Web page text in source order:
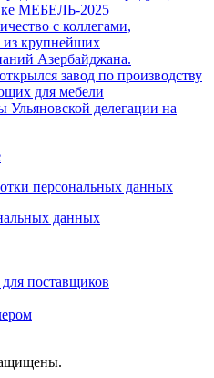
МЕБЕЛЬ-2025
с коллегами,
крупнейших
Азербайджана.
завод по производству
для мебели
Ульяновской делегации на
персональных данных
данных
поставщиков